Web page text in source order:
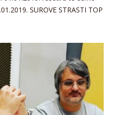
SUROVE STRASTI TOP